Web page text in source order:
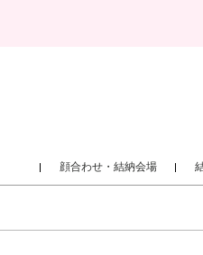
顔合わせ・結納会場